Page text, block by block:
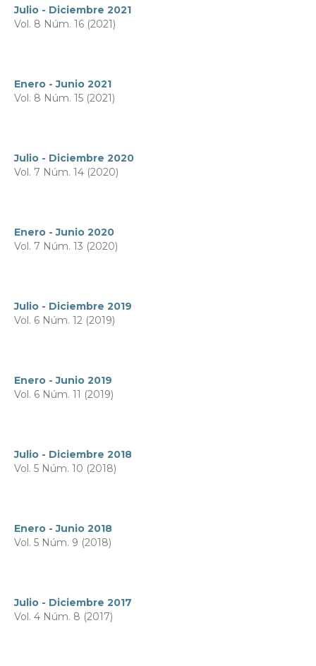
Julio - Diciembre 2021
Vol. 8 Núm. 16 (2021)
Enero - Junio 2021
Vol. 8 Núm. 15 (2021)
Julio - Diciembre 2020
Vol. 7 Núm. 14 (2020)
Enero - Junio 2020
Vol. 7 Núm. 13 (2020)
Julio - Diciembre 2019
Vol. 6 Núm. 12 (2019)
Enero - Junio 2019
Vol. 6 Núm. 11 (2019)
Julio - Diciembre 2018
Vol. 5 Núm. 10 (2018)
Enero - Junio 2018
Vol. 5 Núm. 9 (2018)
Julio - Diciembre 2017
Vol. 4 Núm. 8 (2017)